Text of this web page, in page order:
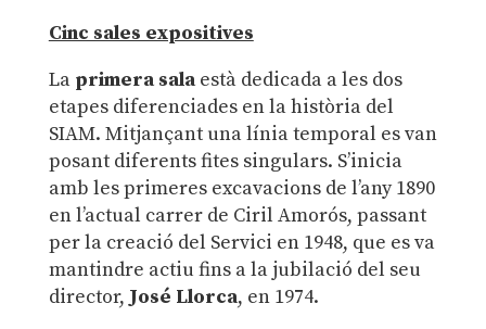
Cinc sales expositives
La primera salaestà dedicada a les dos
etapes diferenciades en la història del
SIAM. Mitjançant una línia temporal es van
posant diferents fites singulars. S’inicia
amb les primeres excavacions de l’any 1890
en l’actual carrer de Ciril Amorós, passant
per la creació del Servici en 1948, que es va
mantindre actiu fins a la jubilació del seu
director, José Llorca, en 1974.